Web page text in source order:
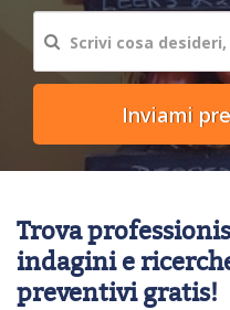
Trova
indagini e
preventivi gratis!